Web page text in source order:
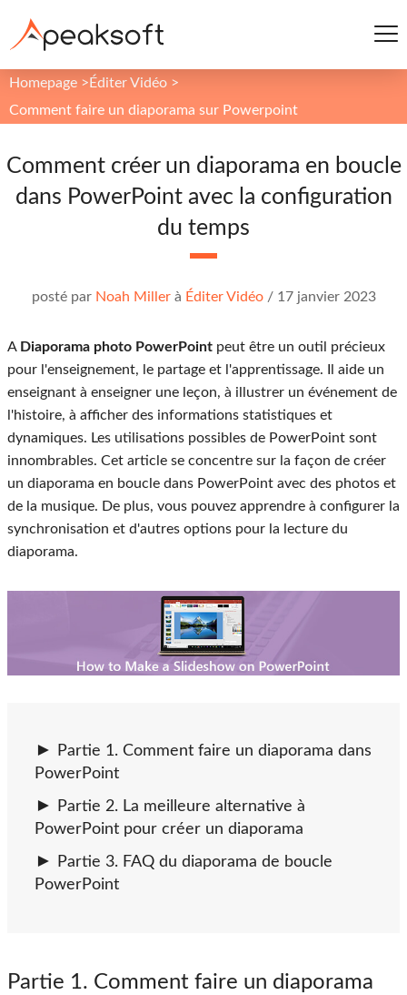
Homepage > Éditer Vidéo >
Comment faire un diaporama sur Powerpoint
Comment créer un diaporama en boucle
dans PowerPoint avec la configuration
du temps
posté par Noah Millerà Éditer Vidéo/ 17 janvier 2023
A Diaporama photo PowerPoint peut être un outil précieux
pour l'enseignement, le partage et l'apprentissage. Il aide un
enseignant à enseigner une leçon, à illustrer un événement de
l'histoire, à afficher des informations statistiques et
dynamiques. Les utilisations possibles de PowerPoint sont
innombrables. Cet article se concentre sur la façon de créer
un diaporama en boucle dans PowerPoint avec des photos et
de la musique. De plus, vous pouvez apprendre à configurer la
synchronisation et d'autres options pour la lecture du
diaporama.
Partie 1. Comment faire un diaporama dans
PowerPoint
Partie 2. La meilleure alternative à
PowerPoint pour créer un diaporama
Partie 3. FAQ du diaporama de boucle
PowerPoint
Partie 1. Comment faire un diaporama